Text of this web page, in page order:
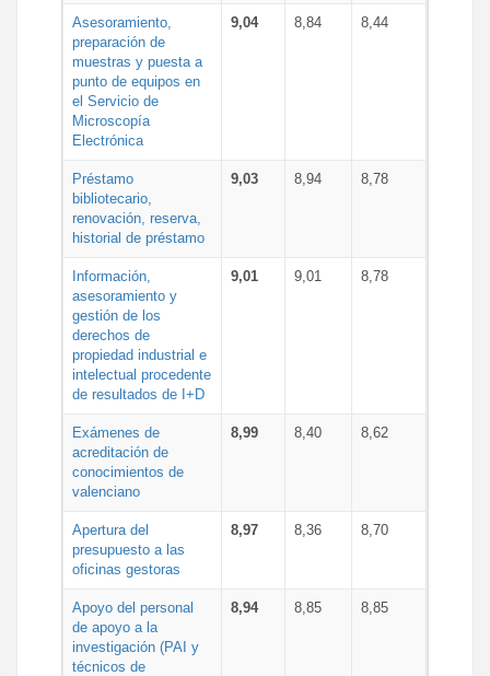
Asesoramiento,
preparación de
muestras y puesta a
punto de equipos en
el Servicio de
Microscopía
Electrónica
9,04 8,84 8,44
Préstamo
bibliotecario,
renovación, reserva,
historial de préstamo
9,03 8,94 8,78
Información,
asesoramiento y
gestión de los
derechos de
propiedad industrial e
intelectual procedente
de resultados de I+D
9,01 9,01 8,78
Exámenes de
acreditación de
conocimientos de
valenciano
8,99 8,40 8,62
Apertura del
presupuesto a las
oficinas gestoras
8,97 8,36 8,70
Apoyo del personal
de apoyo a la
investigación (PAI y
técnicos de
8,94 8,85 8,85